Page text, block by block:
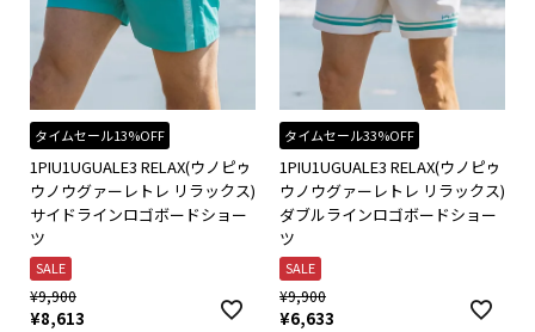
タイムセール13%OFF
1PIU1UGUALE3 RELAX(ウノピゥ
ウノウグァーレトレ リラックス)
サイドラインロゴボードショー
ツ
SALE
¥9,900
¥8,613
タイムセール33%OFF
1PIU1UGUALE3 RELAX(ウノピゥ
ウノウグァーレトレ リラックス)
ダブルラインロゴボードショー
ツ
SALE
¥9,900
¥6,633